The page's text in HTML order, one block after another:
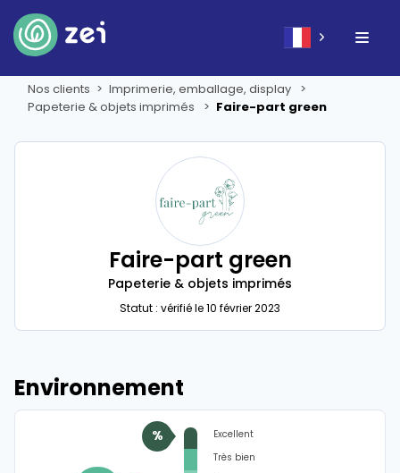
Nos clients
Imprimerie, emballage, display
Papeterie & objets imprimés
Faire-part green
Faire-part green
Papeterie & objets imprimés
Statut : vérifié le 10 février 2023
Environnement
%
Très bien
Excellent